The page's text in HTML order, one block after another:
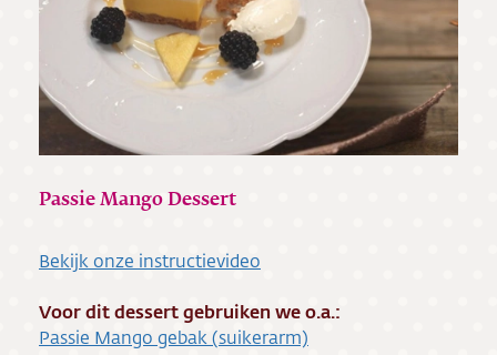
Passie Mango Dessert
Bekijk onze instructievideo
Voor dit dessert gebruiken we o.a.:
Passie Mango gebak (suikerarm)